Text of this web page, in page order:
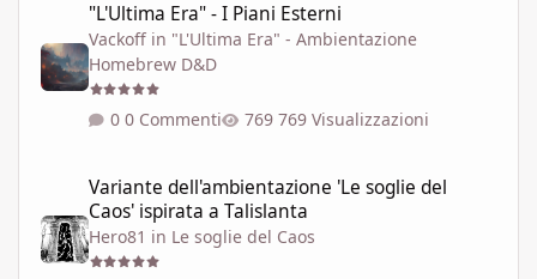
"L'Ultima Era" - I Piani Esterni
Vackoff in "L'Ultima Era" - Ambientazione
Homebrew D&D
0 Commenti 769 Visualizzazioni
Variante dell'ambientazione 'Le soglie del
Caos' ispirata a Talislanta
Hero81 in Le soglie del Caos